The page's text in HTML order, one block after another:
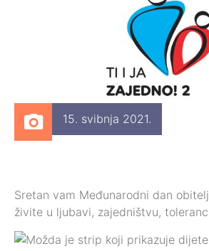
15. svibnja 2021.
Sretan vam Međunarodni dan
živite u ljubavi, zajedništvu,